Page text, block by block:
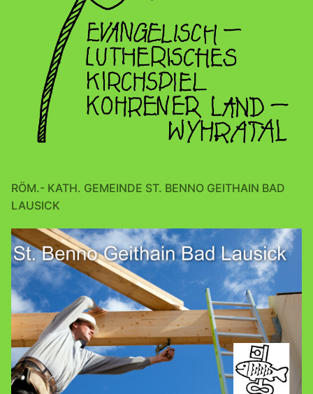
RÖM.- KATH. GEMEINDE ST. BENNO GEITHAIN BAD
LAUSICK